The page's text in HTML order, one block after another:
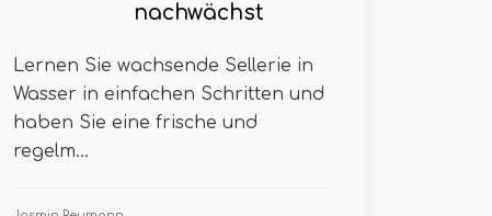
nachwächst
Lernen Sie wachsende Sellerie in
Wasser in einfachen Schritten und
haben Sie eine frische und
regelm...